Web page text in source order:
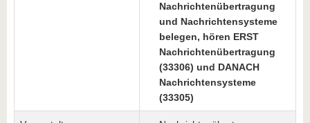
Nachrichtenübertragung
und Nachrichtensysteme
belegen, hören ERST
Nachrichtenübertragung
(33306) und DANACH
Nachrichtensysteme
(33305)